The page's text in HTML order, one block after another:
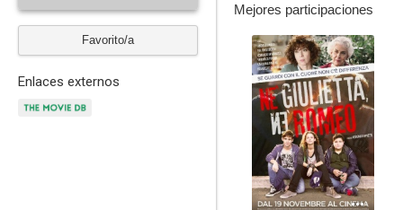
Favorito/a
Enlaces externos
Mejores participaciones
--